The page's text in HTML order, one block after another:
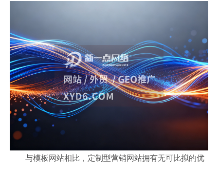
与模板网站相比，定制型营销网站拥有无可比拟的优